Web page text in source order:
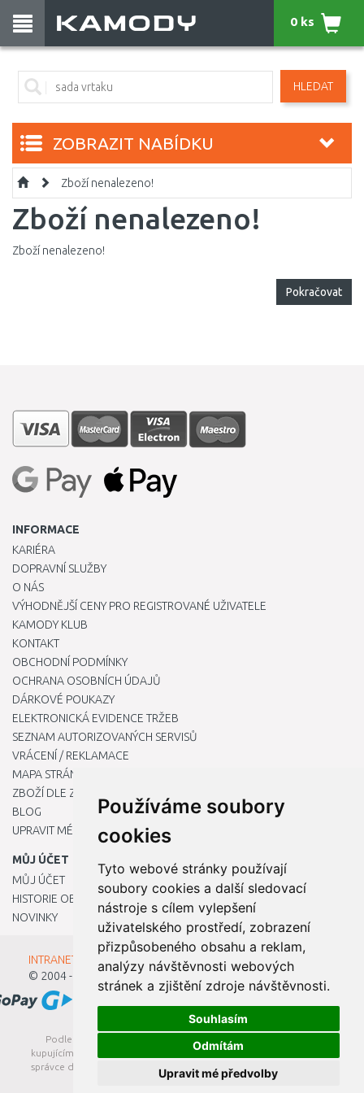
Používáme soubory
cookies
Tyto webové stránky používají
soubory cookies a další sledovací
nástroje s cílem vylepšení
uživatelského prostředí, zobrazení
přizpůsobeného obsahu a reklam,
analýzy návštěvnosti webových
stránek a zjištění zdroje návštěvnosti.
Souhlasím
Odmítám
Upravit mé předvolby
HLEDAT
0 ks
ZOBRAZIT NABÍDKU
Zboží nenalezeno!
Zboží nenalezeno!
Zboží nenalezeno!
Pokračovat
INFORMACE
KARIÉRA
DOPRAVNÍ SLUŽBY
O NÁS
VÝHODNĚJŠÍ CENY PRO REGISTROVANÉ UŽIVATELE
KAMODY KLUB
KONTAKT
OBCHODNÍ PODMÍNKY
OCHRANA OSOBNÍCH ÚDAJŮ
DÁRKOVÉ POUKAZY
ELEKTRONICKÁ EVIDENCE TRŽEB
SEZNAM AUTORIZOVANÝCH SERVISŮ
VRÁCENÍ / REKLAMACE
MAPA STRÁNKY
ZBOŽÍ DLE ZNAČEK
BLOG
UPRAVIT MÉ PŘEDVOLBY COOKIES
MŮJ ÚČET
MŮJ ÚČET
HISTORIE OBJEDNÁVEK
NOVINKY
INTRANET - Přihlášení pro zaměstnance
© 2004 - 2026
Kamody s.r.o.
Podle zákona o evidenci tržeb je prodávající povinen vystavit
kupujícímu účtenku. Zároveň je povinen zaevidovat přijatou tržbu u
správce daně online; v případě technického výpadku pak nejpozději
do 48 hodin.